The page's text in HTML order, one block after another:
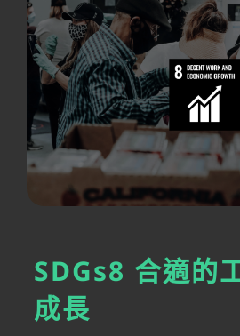
SDGs8 合適的
成長